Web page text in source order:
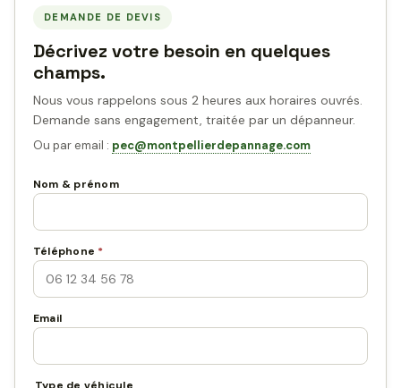
DEMANDE DE DEVIS
Décrivez votre besoin en quelques
champs.
Nous vous rappelons sous 2 heures aux horaires ouvrés.
Demande sans engagement, traitée par un dépanneur.
Ou par email : pec@montpellierdepannage.com
Nom & prénom
Téléphone *
Email
Type de véhicule